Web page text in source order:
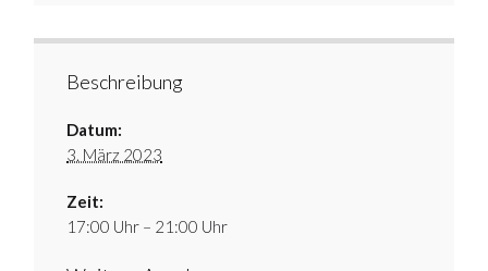
Beschreibung
Datum:
3. März 2023
Zeit:
17:00 Uhr – 21:00 Uhr